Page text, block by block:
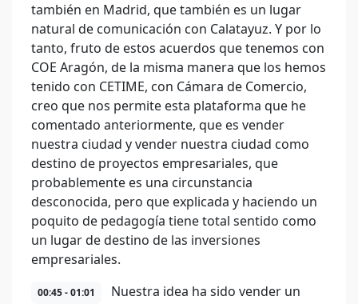
también en Madrid, que también es un lugar
natural de comunicación con Calatayuz. Y por lo
tanto, fruto de estos acuerdos que tenemos con
COE Aragón, de la misma manera que los hemos
tenido con CETIME, con Cámara de Comercio,
creo que nos permite esta plataforma que he
comentado anteriormente, que es vender
nuestra ciudad y vender nuestra ciudad como
destino de proyectos empresariales, que
probablemente es una circunstancia
desconocida, pero que explicada y haciendo un
poquito de pedagogía tiene total sentido como
un lugar de destino de las inversiones
empresariales.
00:45 - 01:01
Nuestra idea ha sido vender un